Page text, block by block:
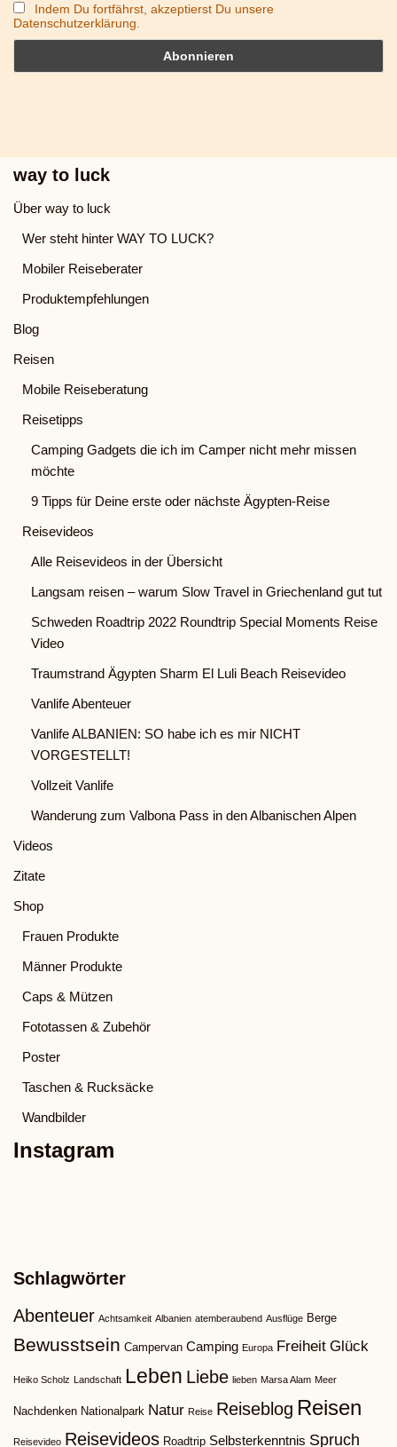
Indem Du fortfährst, akzeptierst Du unsere
Datenschutzerklärung.
way to luck
Über way to luck
Wer steht hinter WAY TO LUCK?
Mobiler Reiseberater
Produktempfehlungen
Blog
Reisen
Mobile Reiseberatung
Reisetipps
Camping Gadgets die ich im Camper nicht mehr missen
möchte
9 Tipps für Deine erste oder nächste Ägypten-Reise
Reisevideos
Alle Reisevideos in der Übersicht
Langsam reisen – warum Slow Travel in Griechenland gut tut
Schweden Roadtrip 2022 Roundtrip Special Moments Reise
Video
Traumstrand Ägypten Sharm El Luli Beach Reisevideo
Vanlife Abenteuer
Vanlife ALBANIEN: SO habe ich es mir NICHT
VORGESTELLT!
Vollzeit Vanlife
Wanderung zum Valbona Pass in den Albanischen Alpen
Videos
Zitate
Shop
Frauen Produkte
Männer Produkte
Caps & Mützen
Fototassen & Zubehör
Poster
Taschen & Rucksäcke
Wandbilder
Instagram
Schlagwörter
Abenteuer Achtsamkeit Albanien atemberaubend Ausflüge Berge
Bewusstsein Campervan Camping Europa Freiheit Glück
Heiko Scholz Landschaft Leben Liebe lieben Marsa Alam Meer
Nachdenken Nationalpark Natur Reise Reiseblog Reisen
Reisevideo Reisevideos Roadtrip Selbsterkenntnis Spruch